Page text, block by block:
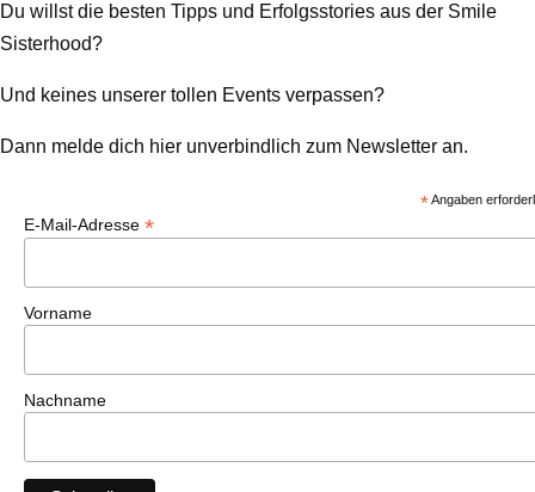
Du willst die besten Tipps und Erfolgsstories aus der Smile
Sisterhood?
Und keines unserer tollen Events verpassen?
Dann melde dich hier unverbindlich zum Newsletter an.
*Angaben
E-Mail-Adresse *
Vorname
Nachname